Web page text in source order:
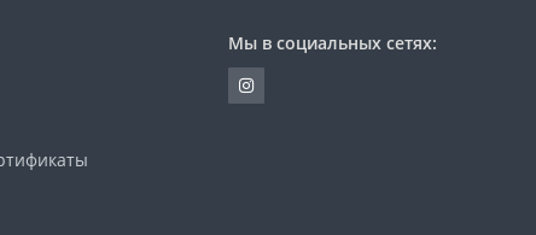
Мы в социальных сетях: